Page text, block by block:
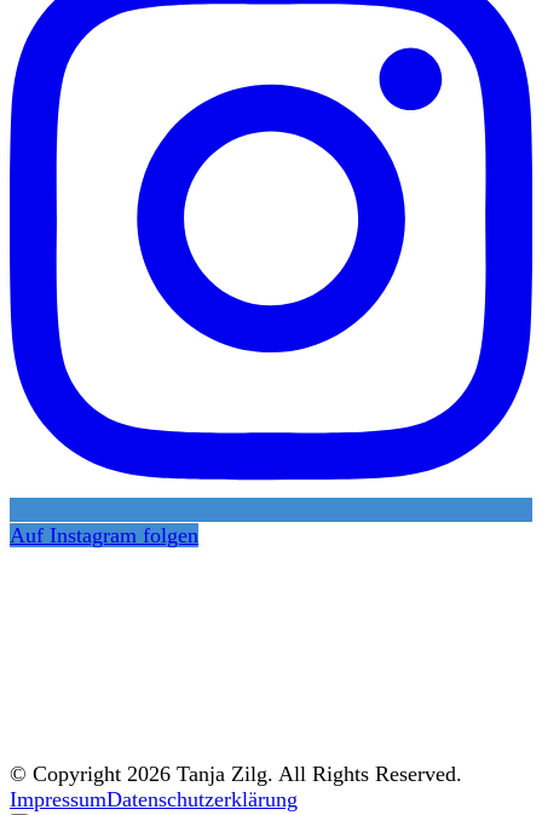
Auf Instagram folgen
© Copyright 2026 Tanja Zilg. All Rights Reserved.
ImpressumDatenschutzerklärung